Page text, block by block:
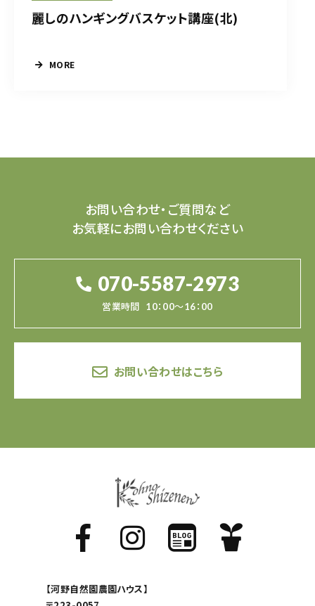
麗しのハンギングバスケット講座(北)
MORE
お問い合わせ・ご質問など
お気軽にお問い合わせください
070-5587-2973
営業時間 10：00～16：00
お問い合わせはこちら
【河野自然園農園ハウス】